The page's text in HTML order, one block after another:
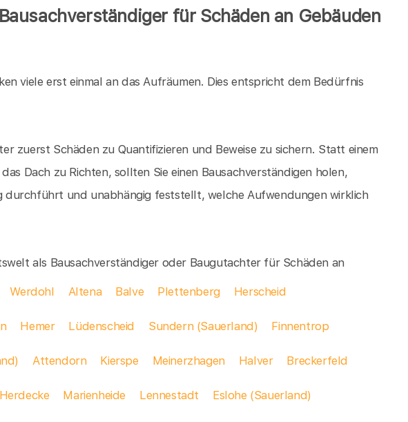
für Schäden an Gebäuden
viele erst einmal an das Aufräumen. Dies entspricht dem Bedürfnis
zuerst Schäden zu Quantifizieren und Beweise zu sichern. Statt einem
Dach zu Richten, sollten Sie einen Bausachverständigen holen,
durchführt und unabhängig feststellt, welche Aufwendungen wirklich
als Bausachverständiger oder Baugutachter für Schäden an
Werdohl Altena Balve Plettenberg Herscheid
Hemer Lüdenscheid Sundern (Sauerland) Finnentrop
Attendorn Kierspe Meinerzhagen Halver Breckerfeld
Herdecke Marienheide Lennestadt Eslohe (Sauerland)